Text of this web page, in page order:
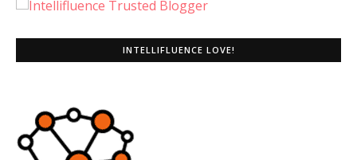
INTELLIFLUENCE LOVE!